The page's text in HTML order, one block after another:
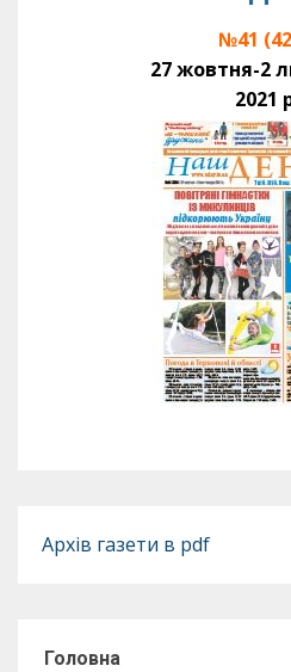
№41
27 жовтня-2
2021
Архів газети в pdf
Головна